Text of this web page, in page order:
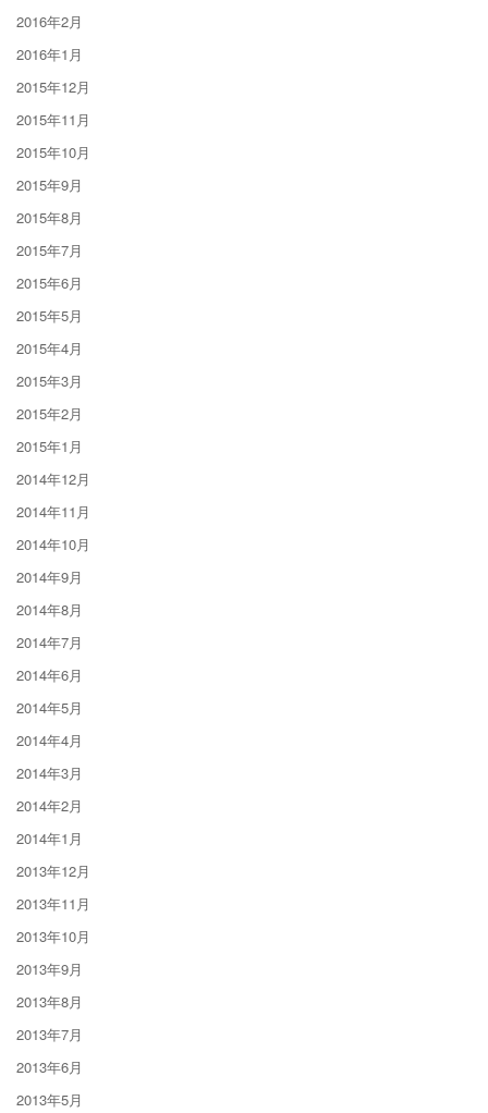
2016年2月
2016年1月
2015年12月
2015年11月
2015年10月
2015年9月
2015年8月
2015年7月
2015年6月
2015年5月
2015年4月
2015年3月
2015年2月
2015年1月
2014年12月
2014年11月
2014年10月
2014年9月
2014年8月
2014年7月
2014年6月
2014年5月
2014年4月
2014年3月
2014年2月
2014年1月
2013年12月
2013年11月
2013年10月
2013年9月
2013年8月
2013年7月
2013年6月
2013年5月